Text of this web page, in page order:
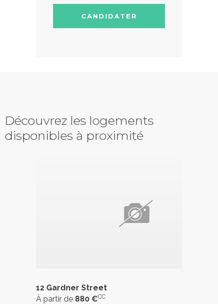
CANDIDATER
Découvrez les logements
disponibles à proximité
12 Gardner Street
À partir de 880 €CC